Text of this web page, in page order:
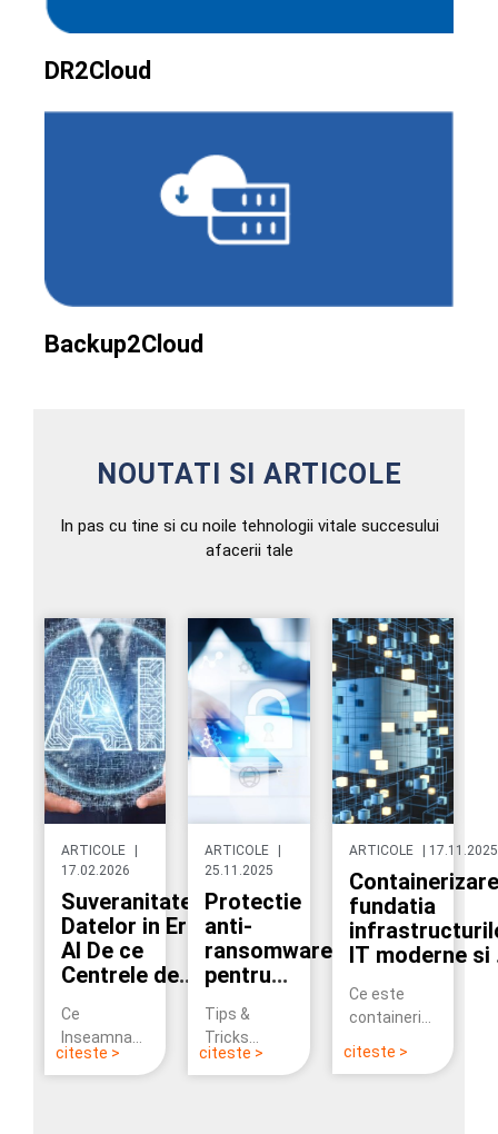
DR2Cloud
Backup2Cloud
NOUTATI SI ARTICOLE
In pas cu tine si cu noile tehnologii vitale succesului
afacerii tale
ARTICOLE
|
17.02.2026
Suveranitatea
Datelor in Era
AI De ce
Centrele de
devin
esentiale
pentru
Ce
Inseamna
Suveranitatea
citeste >
ARTICOLE
|
25.11.2025
Protectie
anti-
ransomware
pentru
cloud cu
Files2Cloud
Tips &
Tricks
Files2Cloud
citeste >
ARTICOLE | 17.11.2025
fundatia
IT moderne si
cloud
Ce este
containerizarea
citeste >